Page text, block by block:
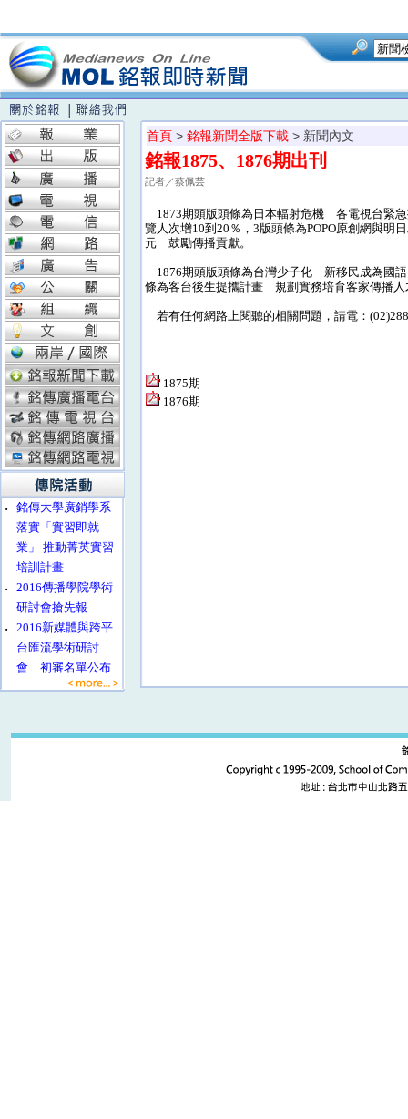
‧
銘傳大學廣銷學系
落實「實習即就
業」 推動菁英實習
培訓計畫
‧
2016傳播學院學術
研討會搶先報
‧
2016新媒體與跨平
台匯流學術研討
會 初審名單公布
首頁 > 銘報新聞全版下載 > 新聞內文
銘報1875、1876期出刊
記者／蔡佩芸
1873期頭版頭條為日本輻射危機 各電視台緊
覽人次增10到20％，3版頭條為POPO原創網與
元 鼓勵傳播貢獻。
1876期頭版頭條為台灣少子化 新移民成為國語
條為客台後生提攜計畫 規劃實務培育客家傳播
若有任何網路上閱聽的相關問題，請電：
1875期
1876期